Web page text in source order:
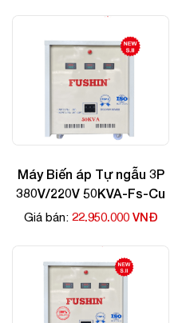
Máy Biến áp Tự ngẫu 3P
380V/220V 50KVA-Fs-Cu
Giá bán: 22.950.000 VNĐ